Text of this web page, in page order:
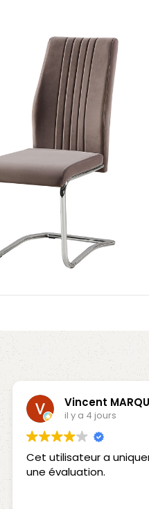
Vincent
il y a 4 jours
Cet utilisateur a
une évaluation.